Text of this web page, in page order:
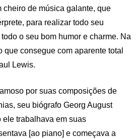
cheiro de música galante, que
para realizar todo seu
o seu bom humor e charme. Na
que consegue com aparente total
Lewis.
por suas composições de
seu biógrafo Georg August
ele trabalhava em suas
[ao piano] e começava a